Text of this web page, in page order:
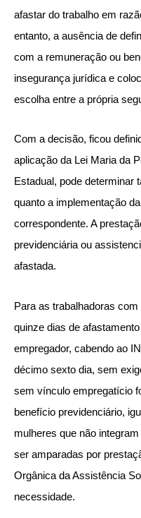
afastar do trabalho em
entanto, a ausência de
com a remuneração ou
insegurança jurídica e
escolha entre a própria
Com a decisão, ficou
aplicação da Lei Maria da
Estadual, pode determinar
quanto a implementação
correspondente. A
previdenciária ou
afastada.
Para as trabalhadoras
quinze dias de
empregador, cabendo ao
décimo sexto dia, sem
sem vínculo empregatício
benefício previdenciário,
mulheres que não
ser amparadas por
Orgânica da Assistência
necessidade.